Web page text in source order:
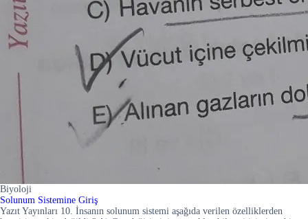
Biyoloji
Solunum Sistemine Giriş
Yazıt Yayınları 10. İnsanın solunum sistemi aşağıda verilen özelliklerden